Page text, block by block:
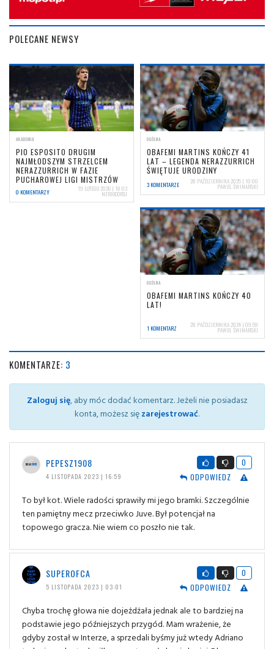
POLECANE NEWSY
AKADEMIA
PIO ESPOSITO DRUGIM
NAJMŁODSZYM STRZELCEM
NERAZZURRICH W FAZIE
PUCHAROWEJ LIGI MISTRZÓW
0 KOMENTARZY 19 LUTEGO 2026 | 18:03
NERIOCORSI
OGÓLNA
OBAFEMI MARTINS KOŃCZY 41
LAT – LEGENDA NERAZZURRICH
ŚWIĘTUJE URODZINY
3 KOMENTARZE 28 PAŹDZIERNIKA 2025 | 10:00
PAWEŁ ŚWINARSKI
OGÓLNA
OBAFEMI MARTINS KOŃCZY 40
LAT!
1 KOMENTARZ 28 PAŹDZIERNIKA 2024 | 09:59
PAWEŁ ŚWINARSKI
KOMENTARZE: 3
Zaloguj się, aby móc dodać komentarz. Jeżeli nie posiadasz
konta, możesz sięzarejestrować.
PEPESZ1908
4 LISTOPADA 2023 | 16:59
0
ODPOWIEDZ
To był kot. Wiele radości sprawiły mi jego bramki. Szczególnie
ten pamiętny mecz przeciwko Juve. Był potencjał na
topowego gracza. Nie wiem co poszło nie tak.
SUPEROFCA
5 LISTOPADA 2023 | 03:01
0
ODPOWIEDZ
Chyba trochę głowa nie dojeżdżała jednak ale to bardziej na
podstawie jego późniejszych przygód. Mam wrażenie, że
gdyby został w Interze, a sprzedali byśmy już wtedy Adriano